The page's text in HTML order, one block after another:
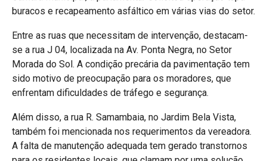
buracos e recapeamento asfáltico em várias vias do setor.
Entre as ruas que necessitam de intervenção, destacam-
se a rua J 04, localizada na Av. Ponta Negra, no Setor
Morada do Sol. A condição precária da pavimentação tem
sido motivo de preocupação para os moradores, que
enfrentam dificuldades de tráfego e segurança.
Além disso, a rua R. Samambaia, no Jardim Bela Vista,
também foi mencionada nos requerimentos da vereadora.
A falta de manutenção adequada tem gerado transtornos